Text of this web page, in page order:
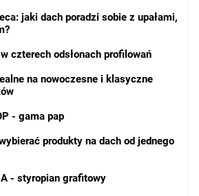
jaki dach poradzi sobie z upałami,
czterech odsłonach profilowań
na nowoczesne i klasyczne
- gama pap
produkty na dach od jednego
- styropian grafitowy